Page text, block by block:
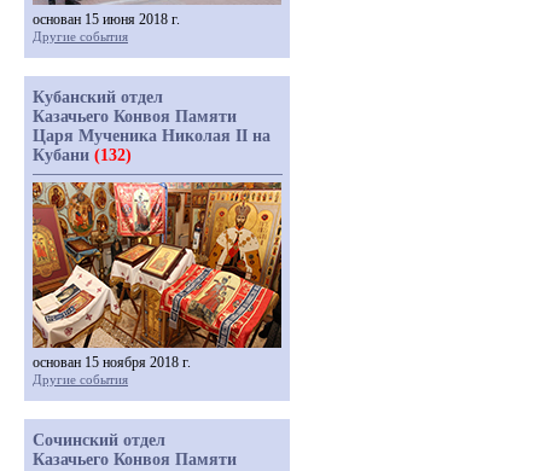
основан 15 июня 2018 г.
Другие события
Кубанский отдел
Казачьего Конвоя Памяти
Царя Мученика Николая II на
Кубани (132)
основан 15 ноября 2018 г.
Другие события
Сочинский отдел
Казачьего Конвоя Памяти